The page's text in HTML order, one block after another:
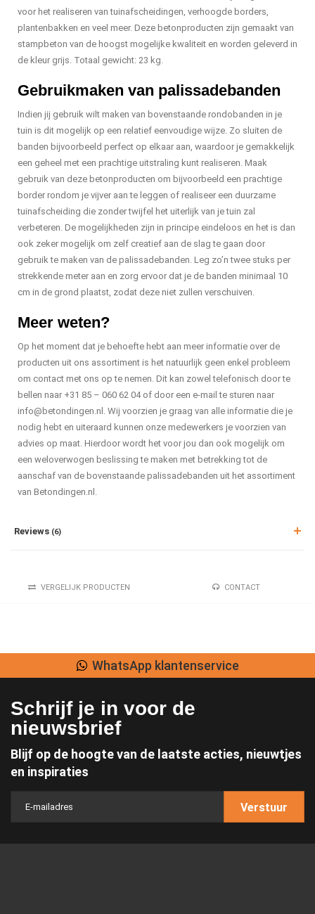
voor het realiseren van tuinafscheidingen, verhoogde borders,
plantenbakken en veel meer. Deze betonproducten zijn gemaakt van
stampbeton van de hoogst mogelijke kwaliteit en worden geleverd in
de kleur grijs. Totaal gewicht: 23 kg.
Gebruikmaken van palissadebanden
Indien jij gebruik wilt maken van bovenstaande rondobanden in je
tuin is dit mogelijk op een relatief eenvoudige wijze. Zo sluiten de
banden bijvoorbeeld perfect op elkaar aan, waardoor je gemakkelijk
een geheel met een prachtige uitstraling kunt realiseren. Maak
gebruik van deze betonproducten om bijvoorbeeld een prachtige
border rondom je vijver aan te leggen of realiseer een duurzame
tuinafscheiding die zonder twijfel het uiterlijk van je tuin zal
verbeteren. De mogelijkheden zijn in principe eindeloos en het is dan
ook zeker mogelijk om zelf creatief aan de slag te gaan door
gebruik te maken van de palissadebanden. Leg zo’n twee stuks per
strekkende meter aan en zorg ervoor dat je de banden minimaal 10
cm in de grond plaatst, zodat deze niet zullen verschuiven.
Meer weten?
Op het moment dat je behoefte hebt aan meer informatie over de
producten uit ons assortiment is het natuurlijk geen enkel probleem
om contact met ons op te nemen. Dit kan zowel telefonisch door te
bellen naar +31 85 – 060 62 04 of door een e-mail te sturen naar
info@betondingen.nl . Wij voorzien je graag van alle informatie die je
nodig hebt en uiteraard kunnen onze medewerkers je voorzien van
advies op maat. Hierdoor wordt het voor jou dan ook mogelijk om
een weloverwogen beslissing te maken met betrekking tot de
aanschaf van de bovenstaande palissadebanden uit het assortiment
van Betondingen.nl.
Reviews (6)
VERGELIJK PRODUCTEN CONTACT
WhatsApp klantenservice
Schrijf je in voor de
nieuwsbrief
Blijf op de hoogte van de laatste acties, nieuwtjes
en inspiraties
Verstuur